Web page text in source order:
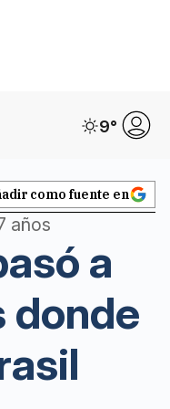
9°
como fuente en
años
a
donde